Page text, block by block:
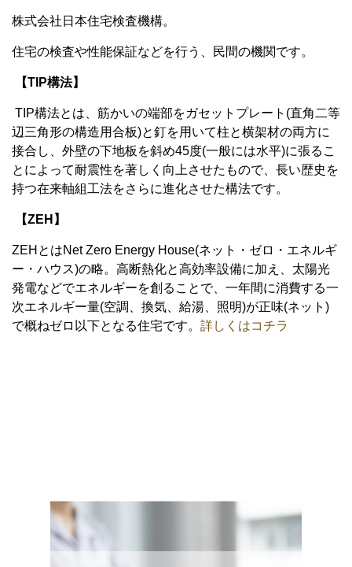
株式会社日本住宅検査機構。
住宅の検査や性能保証などを行う、民間の機関です。
【TIP構法】
TIP構法とは、筋かいの端部をガセットプレート(直角二等
辺三角形の構造用合板)と釘を用いて柱と横架材の両方に
接合し、外壁の下地板を斜め45度(一般には水平)に張るこ
とによって耐震性を著しく向上させたもので、長い歴史を
持つ在来軸組工法をさらに進化させた構法です。
【ZEH】
ZEHとはNet Zero Energy House(ネット・ゼロ・エネルギ
ー・ハウス)の略。高断熱化と高効率設備に加え、太陽光
発電などでエネルギーを創ることで、一年間に消費する一
次エネルギー量(空調、換気、給湯、照明)が正味(ネット)
で概ねゼロ以下となる住宅です。 詳しくはコチラ